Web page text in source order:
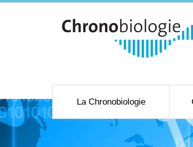
La Chronobiologie